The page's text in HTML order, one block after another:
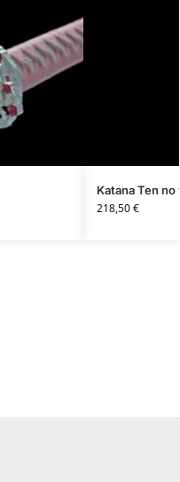
Katana Ten
218,50€